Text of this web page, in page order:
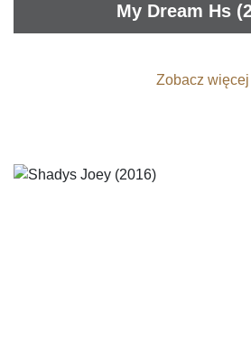
My Dream Hs
Zobacz więcej